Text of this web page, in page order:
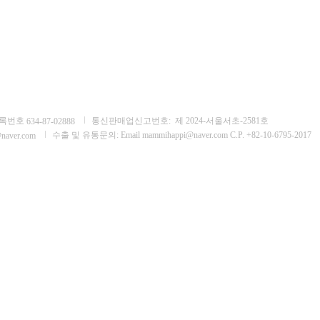
번호 634-87-02888 통신판매업신고번호: 제 2024-서울서초-2581호
수출 및 유통문의: Email mammihappi@naver.com C.P. +82-10-6795-2017